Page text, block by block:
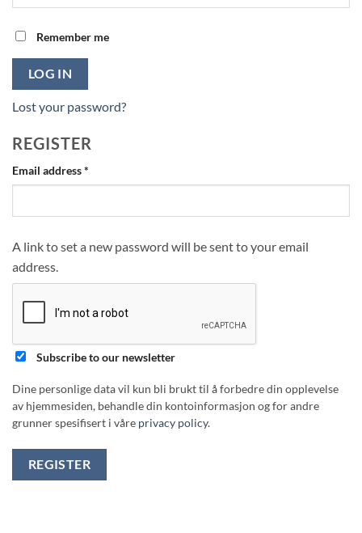
Remember me
LOG IN
Lost your password?
REGISTER
Email address*
A link to set a new password will be sent to your email
address.
Subscribe to our newsletter
Dine personlige data vil kun bli brukt til å forbedre din opplevelse
av hjemmesiden, behandle din kontoinformasjon og for andre
grunner spesifisert i våre privacy policy.
REGISTER